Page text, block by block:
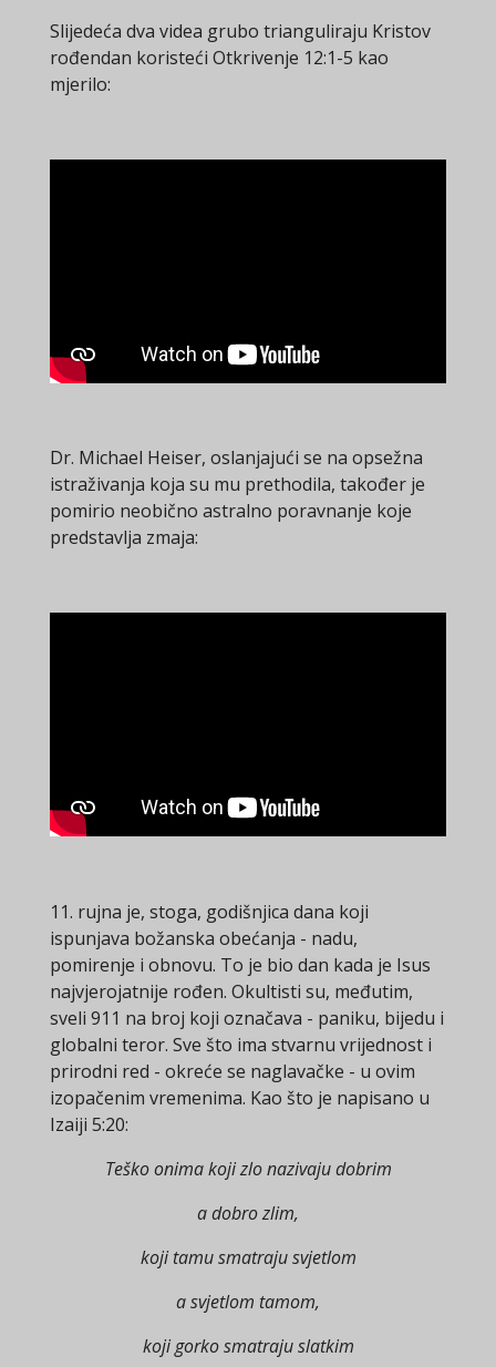
Slijedeća dva videa grubo trianguliraju Kristov
rođendan koristeći Otkrivenje 12:1-5 kao
mjerilo:
Dr. Michael Heiser, oslanjajući se na opsežna
istraživanja koja su mu prethodila, također je
pomirio neobično astralno poravnanje koje
predstavlja zmaja:
11. rujna je, stoga, godišnjica dana koji
ispunjava božanska obećanja - nadu,
pomirenje i obnovu. To je bio dan kada je Isus
najvjerojatnije rođen. Okultisti su, međutim,
sveli 911 na broj koji označava - paniku, bijedu i
globalni teror. Sve što ima stvarnu vrijednost i
prirodni red - okreće se naglavačke - u ovim
izopačenim vremenima. Kao što je napisano u
Izaiji 5:20:
Teško onima koji zlo nazivaju dobrim
a dobro zlim,
koji tamu smatraju svjetlom
a svjetlom tamom,
koji gorko smatraju slatkim